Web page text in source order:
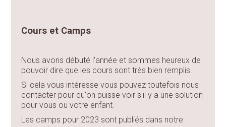
Cours et Camps
Nous avons débuté l'année et sommes heureux de
pouvoir dire que les cours sont très bien remplis.
Si cela vous intéresse vous pouvez toutefois nous
contacter pour qu'on puisse voir s'il y a une solution
pour vous ou votre enfant.
Les camps pour 2023 sont publiés dans notre